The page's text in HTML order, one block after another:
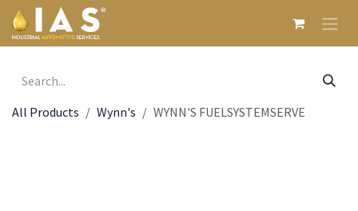
Skip to Content
All Products Wynn's WYNN'S FUELSYSTEMSERVE